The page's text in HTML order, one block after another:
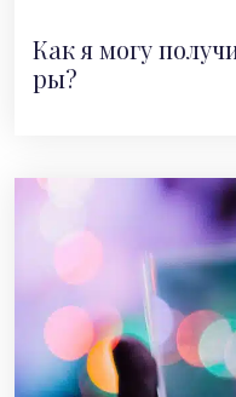
Как я могу
ры?